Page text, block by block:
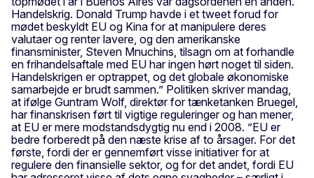
Handelskrig. Donald Trump havde i et tweet forud for
mødet beskyldt EU og Kina for at manipulere deres
valutaer og renter lavere, og den amerikanske
finansminister, Steven Mnuchins, tilsagn om at forhandle
en frihandelsaftale med EU har ingen hørt noget til siden.
Handelskrigen er optrappet, og det globale økonomiske
samarbejde er brudt sammen.” Politiken skriver mandag,
at ifølge Guntram Wolf, direktør for tænketanken Bruegel,
har finanskrisen ført til vigtige reguleringer og han mener,
at EU er mere modstandsdygtig nu end i 2008. ”EU er
bedre forberedt på den næste krise af to årsager. For det
første, fordi der er gennemført visse initiativer for at
regulere den finansielle sektor, og for det andet, fordi EU